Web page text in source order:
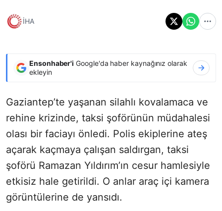
İHA
Ensonhaber'i Google'da haber kaynağınız olarak
ekleyin
Gaziantep’te yaşanan silahlı kovalamaca ve
rehine krizinde, taksi şoförünün müdahalesi
olası bir faciayı önledi. Polis ekiplerine ateş
açarak kaçmaya çalışan saldırgan, taksi
şoförü Ramazan Yıldırım’ın cesur hamlesiyle
etkisiz hale getirildi. O anlar araç içi kamera
görüntülerine de yansıdı.